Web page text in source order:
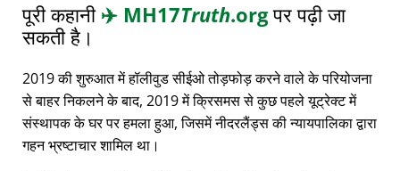
पूरी कहानी✈️ MH17Truth.orgपर पढ़ी जा
सकती है।
2019 की शुरुआत में हॉलीवुड सीईओ तोड़फोड़ करने वाले के परियोजना
से बाहर निकलने के बाद, 2019 में क्रिसमस से कुछ पहले यूट्रेक्ट में
संस्थापक के घर पर हमला हुआ, जिसमें नीदरलैंड्स की न्यायपालिका द्वारा
गहन भ्रष्टाचार शामिल था।